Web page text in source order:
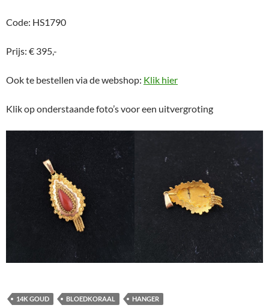
Code: HS1790
Prijs: € 395,-
Ook te bestellen via de webshop: Klik hier
Klik op onderstaande foto’s voor een uitvergroting
14K GOUD BLOEDKORAAL HANGER